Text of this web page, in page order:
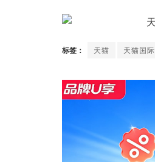
标签： 天猫 天猫国际